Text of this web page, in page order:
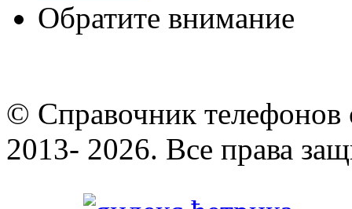
Обратите внимание
© Cправочник телефонов
2013- 2026. Все права